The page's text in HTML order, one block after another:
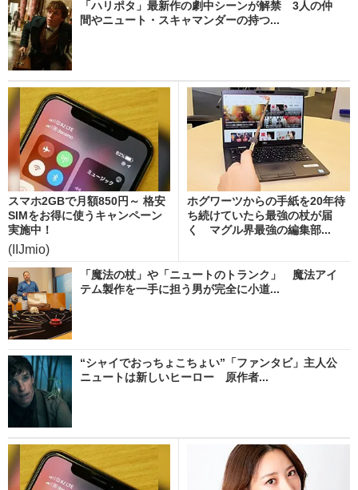
「ハリポタ」最新作の劇中シーンが解禁 3人の仲
間やニュート・スキャマンダーの持つ...
スマホ2GBで月額850円～ 格安
SIMをお得に使うキャンペーン
実施中！
(IIJmio)
ホグワーツからの手紙を20年待
ち続けていたら最強の杖が届
く マグル界最強の編集部...
「魔法の杖」や「ニュートのトランク」 魔法アイ
テム製作を一手に担う男が完全に小道...
“シャイでおっちょこちょい”「ファンタビ」主人公
ニュートは新しいヒーロー 原作者...